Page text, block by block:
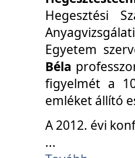
Hegesztési
Egyetem
Béla
figyelmét a
emléket állító
A 2012. évi
...